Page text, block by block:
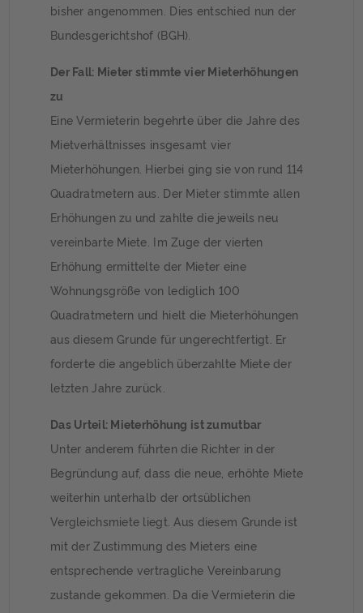
bisher angenommen. Dies entschied nun der
Bundesgerichtshof (BGH).
Der Fall: Mieter stimmte vier Mieterhöhungen
zu
Eine Vermieterin begehrte über die Jahre des
Mietverhältnisses insgesamt vier
Mieterhöhungen. Hierbei ging sie von rund 114
Quadratmetern aus. Der Mieter stimmte allen
Erhöhungen zu und zahlte die jeweils neu
vereinbarte Miete. Im Zuge der vierten
Erhöhung ermittelte der Mieter eine
Wohnungsgröße von lediglich 100
Quadratmetern und hielt die Mieterhöhungen
aus diesem Grunde für ungerechtfertigt. Er
forderte die angeblich überzahlte Miete der
letzten Jahre zurück.
Das Urteil: Mieterhöhung ist zumutbar
Unter anderem führten die Richter in der
Begründung auf, dass die neue, erhöhte Miete
weiterhin unterhalb der ortsüblichen
Vergleichsmiete liegt. Aus diesem Grunde ist
mit der Zustimmung des Mieters eine
entsprechende vertragliche Vereinbarung
zustande gekommen. Da die Vermieterin die